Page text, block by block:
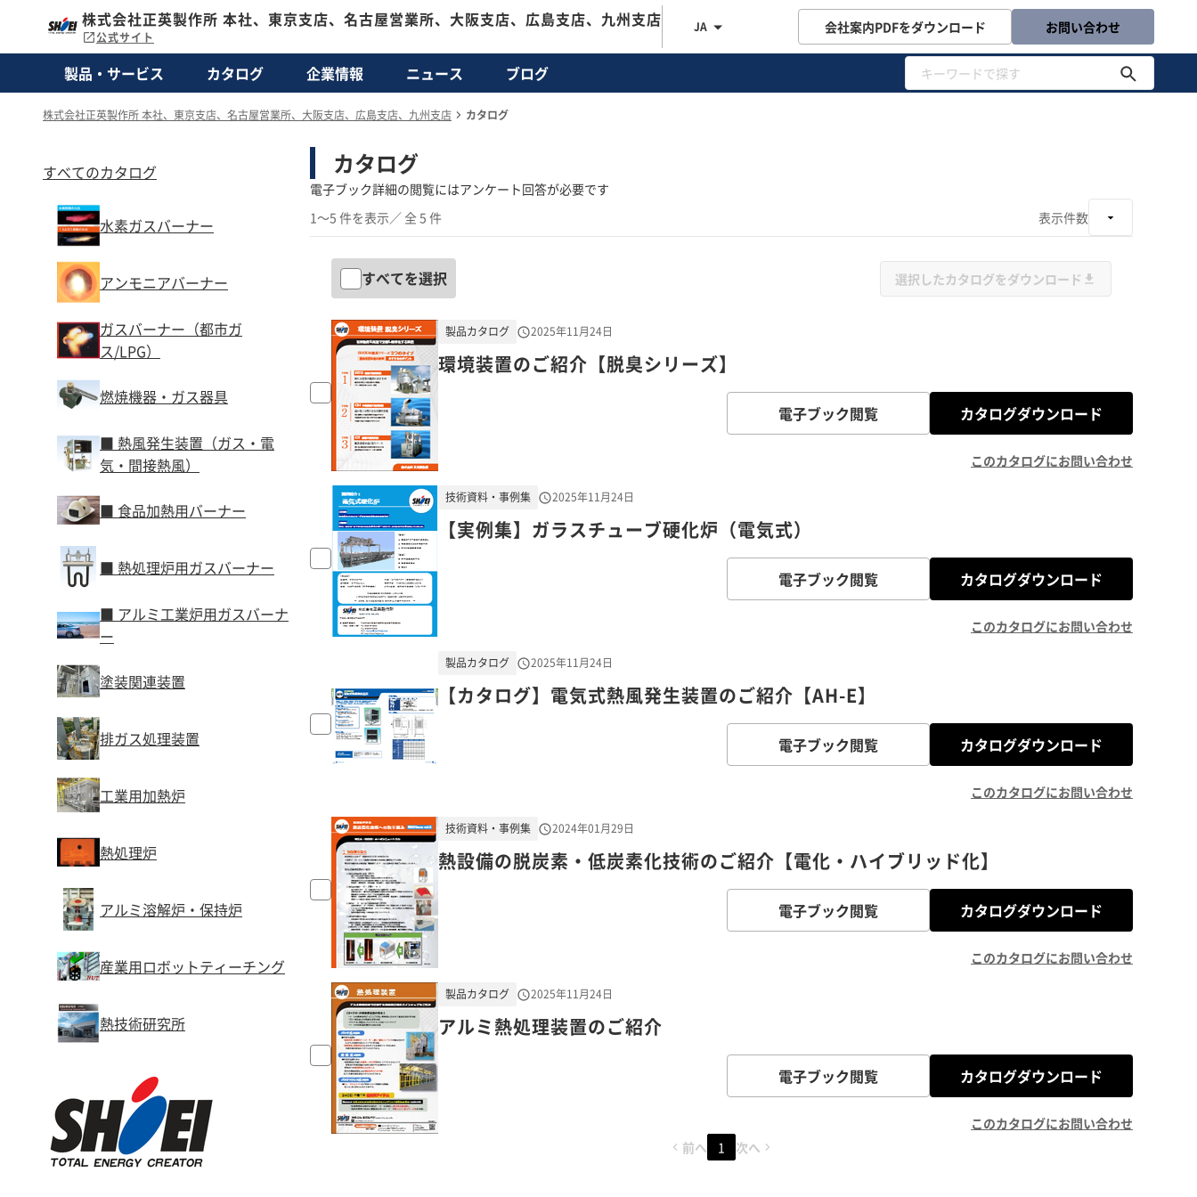
株式会社正英製作所 本社、東京支店、名古屋営業所、大阪支店、広島支店、九州支店
公式サイト
JA 会社案内PDFをダウンロード お問い合わせ
製品・サービス カタログ 企業情報 ニュース ブログ
株式会社正英製作所 本社、東京支店、名古屋営業所、大阪支店、広島支店、九州支店 カタログ
すべてのカタログ
水素ガスバーナー
アンモニアバーナー
ガスバーナー（都市ガ
ス/LPG）
燃焼機器・ガス器具
■ 熱風発生装置（ガス・電
気・間接熱風）
■ 食品加熱用バーナー
■ 熱処理炉用ガスバーナー
■ アルミ工業炉用ガスバーナ
ー
塗装関連装置
排ガス処理装置
工業用加熱炉
熱処理炉
アルミ溶解炉・保持炉
産業用ロボットティーチング
熱技術研究所
カタログ
電子ブック詳細の閲覧にはアンケート回答が必要です
1～5 件を表示／ 全 5 件 表示件数
すべてを選択 選択したカタログをダウンロード
環境装置のご紹介【脱臭シリーズ】
製品カタログ 2025年11月24日
電子ブック閲覧 カタログダウンロード
このカタログにお問い合わせ
【実例集】ガラスチューブ硬化炉（電気式）
技術資料・事例集 2025年11月24日
電子ブック閲覧 カタログダウンロード
このカタログにお問い合わせ
【カタログ】電気式熱風発生装置のご紹介【AH-E】
製品カタログ 2025年11月24日
電子ブック閲覧 カタログダウンロード
このカタログにお問い合わせ
熱設備の脱炭素・低炭素化技術のご紹介【電化・ハイブリッド化】
技術資料・事例集 2024年01月29日
電子ブック閲覧 カタログダウンロード
このカタログにお問い合わせ
アルミ熱処理装置のご紹介
製品カタログ 2025年11月24日
電子ブック閲覧 カタログダウンロード
このカタログにお問い合わせ
前へ
1 次へ